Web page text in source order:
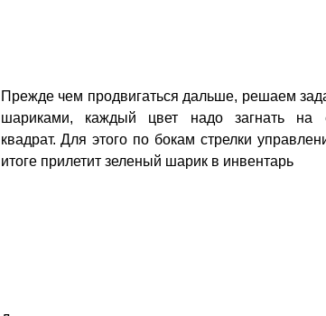
Прежде чем продвигаться дальше, решаем
шариками, каждый цвет надо загнать на
квадрат. Для этого по бокам стрелки
итоге прилетит зеленый шарик в инвентарь